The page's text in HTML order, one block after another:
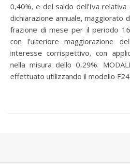
0,40%, e del saldo dell’Iva
dichiarazione annuale, maggiorato
frazione di mese per il periodo
con l’ulteriore maggiorazione
interesse corrispettivo, con
nella misura dello 0,29%.
effettuato utilizzando il modello